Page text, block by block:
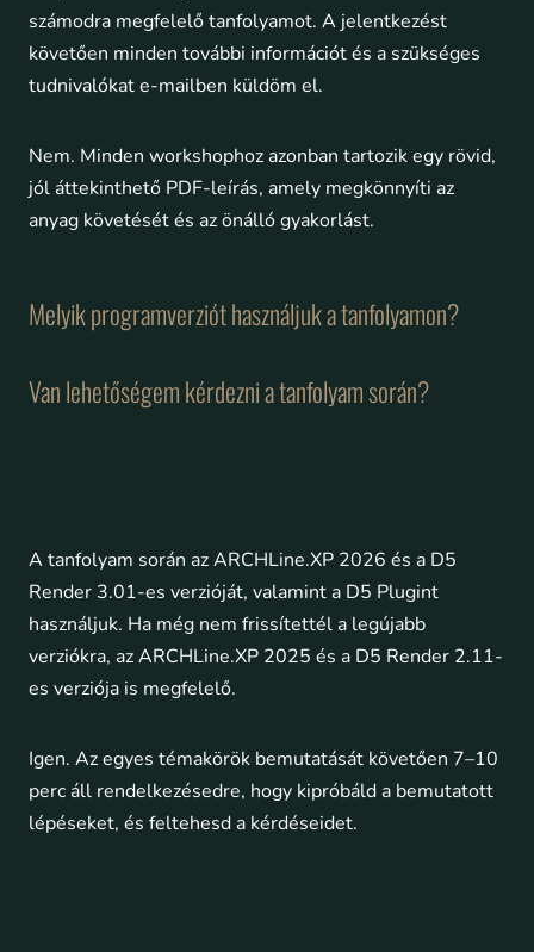
számodra megfelelő tanfolyamot. A jelentkezést
követően minden további információt és a szükséges
tudnivalókat e-mailben küldöm el.
Nem. Minden workshophoz azonban tartozik egy rövid,
jól áttekinthető PDF-leírás, amely megkönnyíti az
anyag követését és az önálló gyakorlást.
Melyik programverziót használjuk a tanfolyamon?
Van lehetőségem kérdezni a tanfolyam során?
A tanfolyam során az ARCHLine.XP 2026 és a D5
Render 3.01-es verzióját, valamint a D5 Plugint
használjuk. Ha még nem frissítettél a legújabb
verziókra, az ARCHLine.XP 2025 és a D5 Render 2.11-
es verziója is megfelelő.
Igen. Az egyes témakörök bemutatását követően 7–10
perc áll rendelkezésedre, hogy kipróbáld a bemutatott
lépéseket, és feltehesd a kérdéseidet.